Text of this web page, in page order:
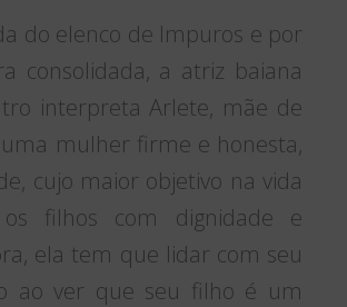
do elenco de Impuros e por
consolidada, a atriz baiana
interpreta Arlete, mãe de
mulher firme e honesta,
cujo maior objetivo na vida
filhos com dignidade e
ela tem que lidar com seu
ao ver que seu filho é um